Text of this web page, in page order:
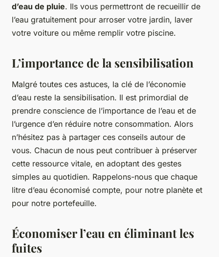
d’eau de pluie. Ils vous permettront de recueillir de
l’eau gratuitement pour arroser votre jardin, laver
votre voiture ou même remplir votre piscine.
L’importance de la sensibilisation
Malgré toutes ces astuces, la clé de l’économie
d’eau reste la sensibilisation. Il est primordial de
prendre conscience de l’importance de l’eau et de
l’urgence d’en réduire notre consommation. Alors
n’hésitez pas à partager ces conseils autour de
vous. Chacun de nous peut contribuer à préserver
cette ressource vitale, en adoptant des gestes
simples au quotidien. Rappelons-nous que chaque
litre d’eau économisé compte, pour notre planète et
pour notre portefeuille.
Économiser l’eau en éliminant les
fuites